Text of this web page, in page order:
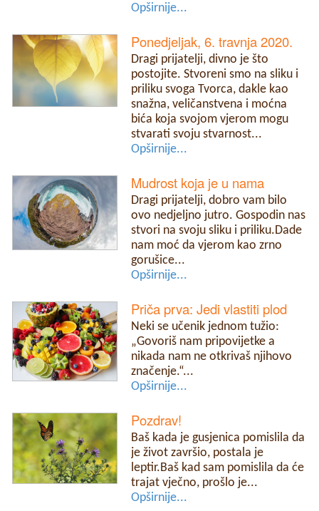
Opširnije...
Ponedjeljak, 6. travnja 2020.
Dragi prijatelji, divno je što
postojite. Stvoreni smo na sliku i
priliku svoga Tvorca, dakle kao
snažna, veličanstvena i moćna
bića koja svojom vjerom mogu
stvarati svoju stvarnost...
Opširnije...
Mudrost koja je u nama
Dragi prijatelji, dobro vam bilo
ovo nedjeljno jutro. Gospodin nas
stvori na svoju sliku i priliku.Dade
nam moć da vjerom kao zrno
gorušice...
Opširnije...
Priča prva: Jedi vlastiti plod
Neki se učenik jednom tužio:
„Govoriš nam pripovijetke a
nikada nam ne otkrivaš njihovo
značenje.“...
Opširnije...
Pozdrav!
Baš kada je gusjenica pomislila da
je život završio, postala je
leptir.Baš kad sam pomislila da će
trajat vječno, prošlo je...
Opširnije...